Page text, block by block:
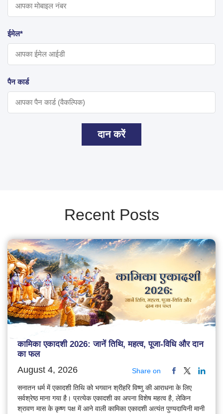
ईमेल*
पैन कार्ड
दान करें
Recent Posts
कामिका एकादशी 2026: जानें तिथि, महत्व, पूजा-विधि और दान
का फल
August 4, 2026 Share on
सनातन धर्म में एकादशी तिथि को भगवान श्रीहरि विष्णु की आराधना के लिए
सर्वश्रेष्ठ माना गया है। प्रत्येक एकादशी का अपना विशेष महत्व है, लेकिन
श्रावण मास के कृष्ण पक्ष में आने वाली कामिका एकादशी अत्यंत पुण्यदायिनी मानी